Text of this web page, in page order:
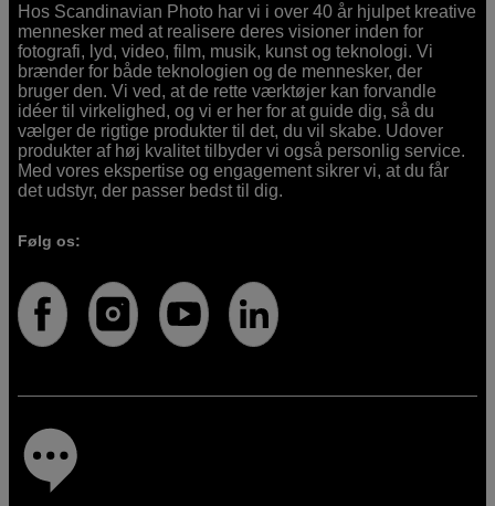
Hos Scandinavian Photo har vi i over 40 år hjulpet kreative
mennesker med at realisere deres visioner inden for
fotografi, lyd, video, film, musik, kunst og teknologi. Vi
brænder for både teknologien og de mennesker, der
bruger den. Vi ved, at de rette værktøjer kan forvandle
idéer til virkelighed, og vi er her for at guide dig, så du
vælger de rigtige produkter til det, du vil skabe. Udover
produkter af høj kvalitet tilbyder vi også personlig service.
Med vores ekspertise og engagement sikrer vi, at du får
det udstyr, der passer bedst til dig.
Følg os: